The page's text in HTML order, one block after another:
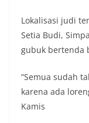
Lokalisasi judi
Setia Budi,
gubuk bertenda
“Semua sudah
karena ada
Kamis